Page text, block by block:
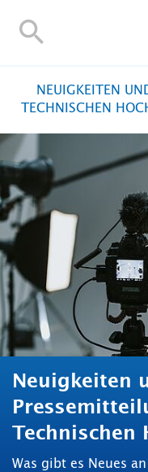
IM STUDIUM
FORSCHUNG UND
ALUMNI
HOCHSCHULE
INTERNATIONAL
BESCHÄFTIGTE
Blogs Kontakt und
TH Online-Portal
NEUIGKEITEN
TECHNISCHEN
Neuigkeiten
Technischen
Was gibt es Neues